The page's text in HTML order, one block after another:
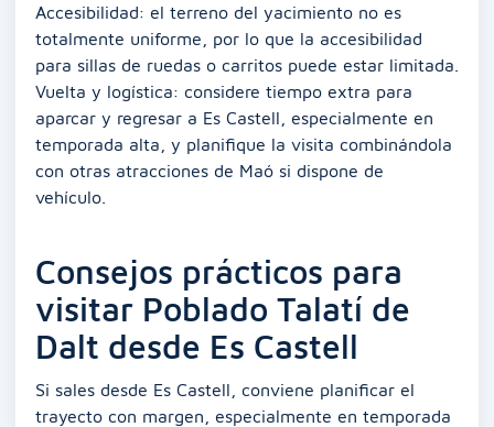
Accesibilidad: el terreno del yacimiento no es
totalmente uniforme, por lo que la accesibilidad
para sillas de ruedas o carritos puede estar limitada.
Vuelta y logística: considere tiempo extra para
aparcar y regresar a Es Castell, especialmente en
temporada alta, y planifique la visita combinándola
con otras atracciones de Maó si dispone de
vehículo.
Consejos prácticos para
visitar Poblado Talatí de
Dalt desde Es Castell
Si sales desde Es Castell, conviene planificar el
trayecto con margen, especialmente en temporada